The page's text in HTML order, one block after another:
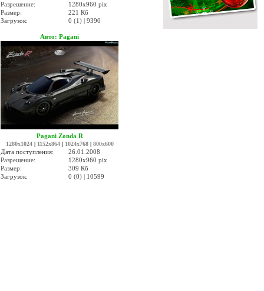
Разрешение:
1280x960 pix
Размер:
221 Кб
Загрузок:
0 (1) | 9390
Авто: Pagani
Pagani Zonda R
1280x1024| 1152x864| 1024x768| 800x600
Дата поступления:
26.01.2008
Разрешение:
1280x960 pix
Размер:
309 Кб
Загрузок:
0 (0) | 10599